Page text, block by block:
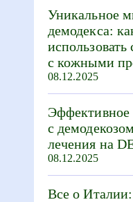
Уникальное
демодекса:
использовать
с кожными
08.12.2025
Эффективное
с
лечения на
08.12.2025
Все о Италии: